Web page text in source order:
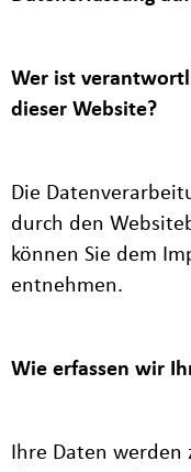
Wer ist
dieser Website?
Die
durch den
können Sie dem
entnehmen.
Wie erfassen wir
Ihre Daten werden